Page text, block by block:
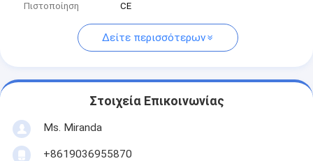
Πιστοποίηση
CE
Δείτε περισσότερων
Στοιχεία Επικοινωνίας
Ms. Miranda
+8619036955870